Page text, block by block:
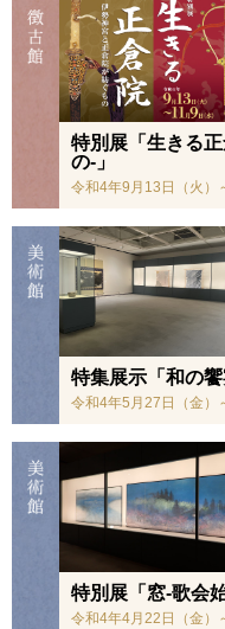
特別展「生きる
の-」
令和4年9月13日（火）
特集展示「和の
令和4年5月27日（金）
特別展「窓-歌会
令和4年4月22日（金）